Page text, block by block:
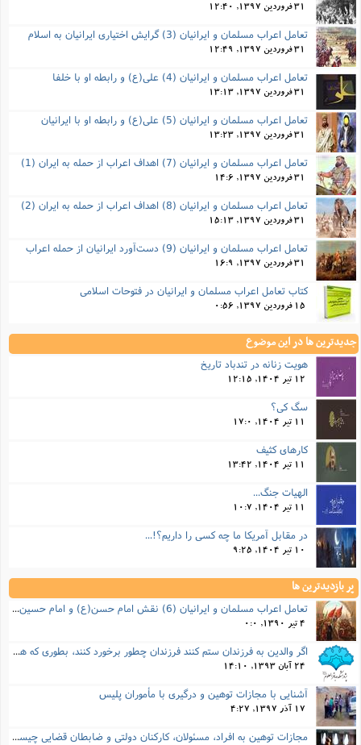
31 فروردین 1397, 12:40
تعامل اعراب مسلمان و ایرانیان (3) گرایش اختیاری ایرانیان به اسلام
31 فروردین 1397, 12:49
تعامل اعراب مسلمان و ایرانیان (4) علی(ع) و رابطه او با خلفا
31 فروردین 1397, 13:13
تعامل اعراب مسلمان و ایرانیان (5) علی(ع) و رابطه‌ او با ایرانیان
31 فروردین 1397, 13:23
تعامل اعراب مسلمان و ایرانیان (7) اهداف اعراب از حمله به ایران (1)
31 فروردین 1397, 14:6
تعامل اعراب مسلمان و ایرانیان (8) اهداف اعراب از حمله به ایران (2)
31 فروردین 1397, 15:13
تعامل اعراب مسلمان و ایرانیان (9) دست‌آورد ایرانیان از حمله اعراب
31 فروردین 1397, 16:9
کتاب تعامل اعراب مسلمان و ایرانیان در فتوحات اسلامی
15 فروردین 1397, 0:56
جدیدترین ها در این موضوع
هویت زنانه در تندباد تاریخ
12 تیر 1404, 12:15
سگ کی؟
11 تیر 1404, 17:0
کارهای کثیف
11 تیر 1404, 13:42
الهیات جنگ...
11 تیر 1404, 10:7
در مقابل آمریکا ما چه کسی را داریم؟!...
10 تیر 1404, 9:25
پر بازدیدترین ها
تعامل اعراب مسلمان و ایرانیان (6) نقش امام حسن(ع) و امام حسین(ع) در فتح ایران
4 تیر 1390, 0:0
اگر والدین به فرزندان ستم کنند فرزندان چطور برخورد کنند، بطوری که هم موجب ناراحتی آنها نشود و هم بتوانند آنها را امر به معروف و نهی از منکر کنند، و اگر نصیحت تأثیر نداشت چطور باید با آنها برخورد کرد؟
24 آبان 1393, 14:10
آشنایی با مجازات توهین و درگیری با مأموران پلیس
17 آذر 1397, 4:27
مجازات‌ توهین به افراد، مسئولان، کارکنان دولتی و ضابطان قضایی چیست؟